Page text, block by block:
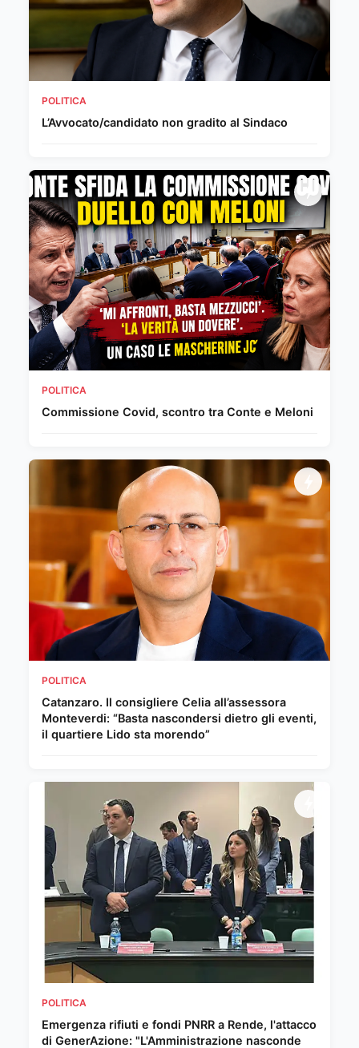
POLITICA
L’Avvocato/candidato non gradito al Sindaco
POLITICA
Commissione Covid, scontro tra Conte e Meloni
POLITICA
Catanzaro. Il consigliere Celia all’assessora
Monteverdi: “Basta nascondersi dietro gli eventi,
il quartiere Lido sta morendo”
POLITICA
Emergenza rifiuti e fondi PNRR a Rende, l'attacco
di GenerAzione: "L'Amministrazione nasconde